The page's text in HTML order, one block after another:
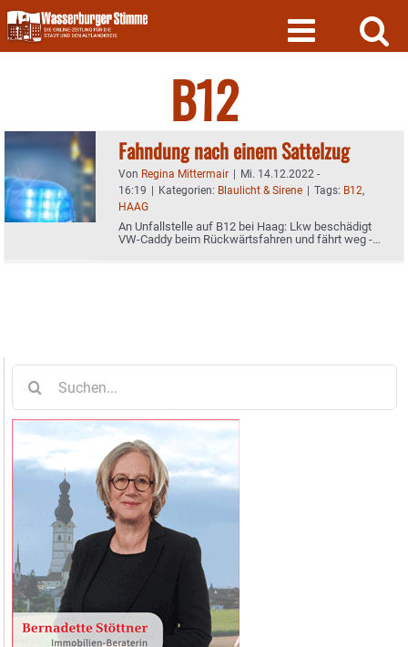
Skip
to
content
B12
Fahndung nach einem Sattelzug
Von Regina Mittermair | Mi. 14.12.2022 -
16:19 | Kategorien: Blaulicht & Sirene | Tags: B12,
HAAG
An Unfallstelle auf B12 bei Haag: Lkw beschädigt
VW-Caddy beim Rückwärtsfahren und fährt weg -
nach: